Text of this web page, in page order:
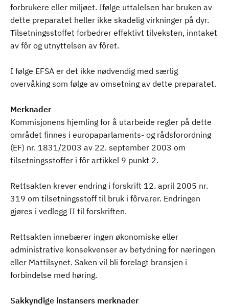
forbrukere eller miljøet. Ifølge uttalelsen har bruken av
dette preparatet heller ikke skadelig virkninger på dyr.
Tilsetningsstoffet forbedrer effektivt tilveksten, inntaket
av fôr og utnyttelsen av fôret.
I følge EFSA er det ikke nødvendig med særlig
overvåking som følge av omsetning av dette preparatet.
Merknader
Kommisjonens hjemling for å utarbeide regler på dette
området finnes i europaparlaments- og rådsforordning
(EF) nr. 1831/2003 av 22. september 2003 om
tilsetningsstoffer i fôr artikkel 9 punkt 2.
Rettsakten krever endring i forskrift 12. april 2005 nr.
319 om tilsetningsstoff til bruk i fôrvarer. Endringen
gjøres i vedlegg II til forskriften.
Rettsakten innebærer ingen økonomiske eller
administrative konsekvenser av betydning for næringen
eller Mattilsynet. Saken vil bli forelagt bransjen i
forbindelse med høring.
Sakkyndige instansers merknader